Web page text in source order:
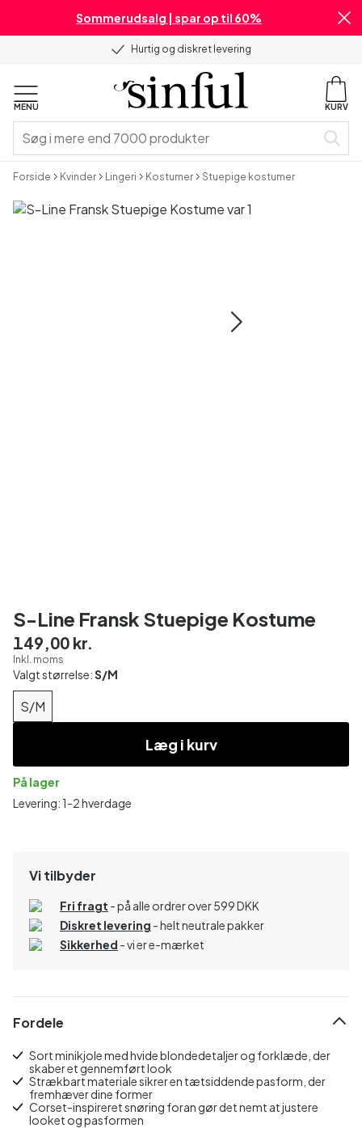
Sommerudsalg | spar op til 60%
Hurtig og diskret levering
MENU KURV
Forside Kvinder Lingeri Kostumer Stuepige kostumer
S-Line Fransk Stuepige Kostume
149,00 kr.
Inkl. moms
Valgt størrelse:S/M
S/M
Læg i kurv
På lager
Levering: 1-2 hverdage
Vi tilbyder
Fri fragt - på alle ordrer over 599 DKK
Diskret levering - helt neutrale pakker
Sikkerhed - vi er e-mærket
Fordele
Sort minikjole med hvide blondedetaljer og forklæde, der
skaber et gennemført look
Strækbart materiale sikrer en tætsiddende pasform, der
fremhæver dine former
Corset-inspireret snøring foran gør det nemt at justere
looket og pasformen